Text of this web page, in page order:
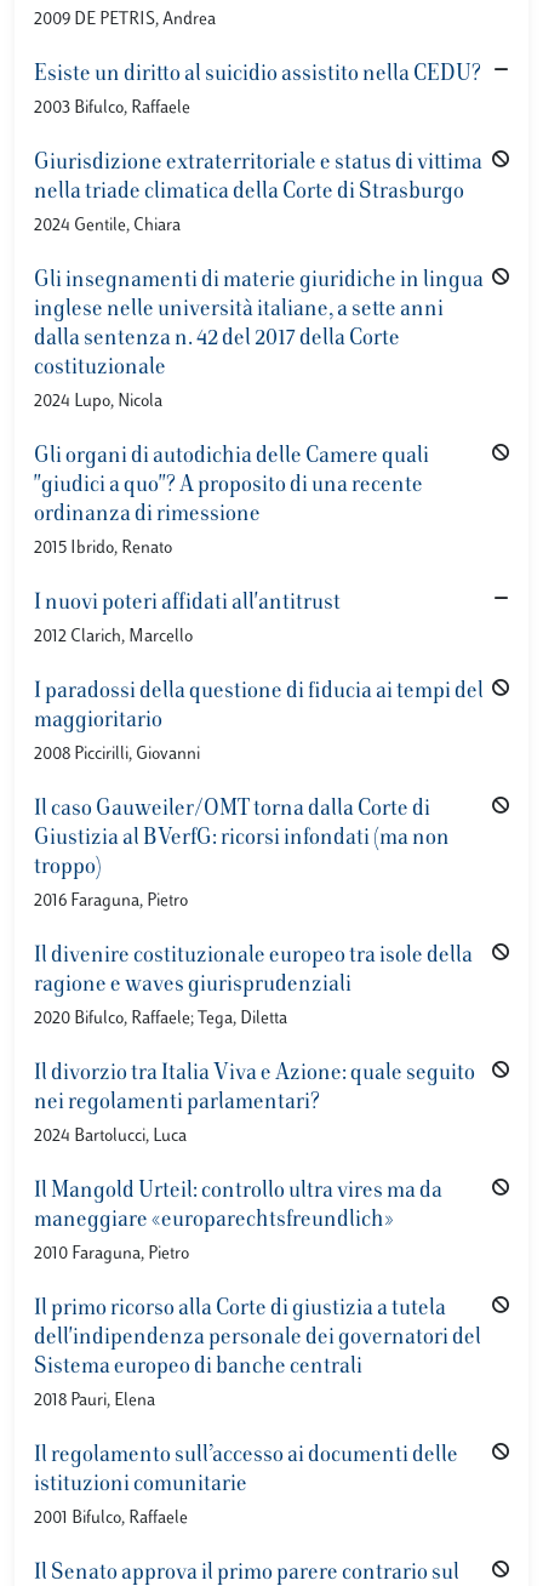
2009 DE PETRIS, Andrea
Esiste un diritto al suicidio assistito nella CEDU?
2003 Bifulco, Raffaele
Giurisdizione extraterritoriale e status di vittima
nella triade climatica della Corte di Strasburgo
2024 Gentile, Chiara
Gli insegnamenti di materie giuridiche in lingua
inglese nelle università italiane, a sette anni
dalla sentenza n. 42 del 2017 della Corte
costituzionale
2024 Lupo, Nicola
Gli organi di autodichia delle Camere quali
"giudici a quo"? A proposito di una recente
ordinanza di rimessione
2015 Ibrido, Renato
I nuovi poteri affidati all'antitrust
2012 Clarich, Marcello
I paradossi della questione di fiducia ai tempi del
maggioritario
2008 Piccirilli, Giovanni
Il caso Gauweiler/OMT torna dalla Corte di
Giustizia al BVerfG: ricorsi infondati (ma non
troppo)
2016 Faraguna, Pietro
Il divenire costituzionale europeo tra isole della
ragione e waves giurisprudenziali
2020 Bifulco, Raffaele; Tega, Diletta
Il divorzio tra Italia Viva e Azione: quale seguito
nei regolamenti parlamentari?
2024 Bartolucci, Luca
Il Mangold Urteil: controllo ultra vires ma da
maneggiare «europarechtsfreundlich»
2010 Faraguna, Pietro
Il primo ricorso alla Corte di giustizia a tutela
dell'indipendenza personale dei governatori del
Sistema europeo di banche centrali
2018 Pauri, Elena
Il regolamento sull’accesso ai documenti delle
istituzioni comunitarie
2001 Bifulco, Raffaele
Il Senato approva il primo parere contrario sul